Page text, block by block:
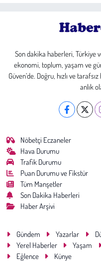
Son dakika haberleri, Türkiye
ekonomi, toplum, yaşam ve
Güven’de. Doğru, hızlı ve
anlık
Nöbetçi Eczaneler
Hava Durumu
Trafik Durumu
Puan Durumu ve Fikstür
Tüm Manşetler
Son Dakika Haberleri
Haber Arşivi
Gündem Yazarlar
Yerel Haberler
Yaşam
Eğlence
Künye